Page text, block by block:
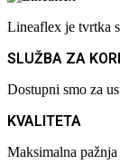
Lineaflex je tvrtka
SLUŽBA ZA
Dostupni smo za
KVALITETA
Maksimalna